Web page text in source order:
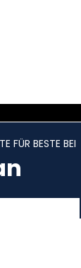
FÜR BESTE BEI